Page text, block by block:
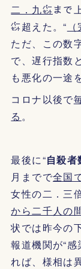
二．九㌫まで
㌫超えた。“
ただ、この数
で、遅行指数
も悪化の一途
コロナ以後で
る 。
最後に“自殺者
月までで全国
女性の二．三
から二千人の
状では昨今の
報道機関が“
れば、様相は